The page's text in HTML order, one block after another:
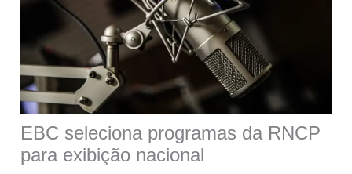
EBC seleciona programas da RNCP
para exibição nacional